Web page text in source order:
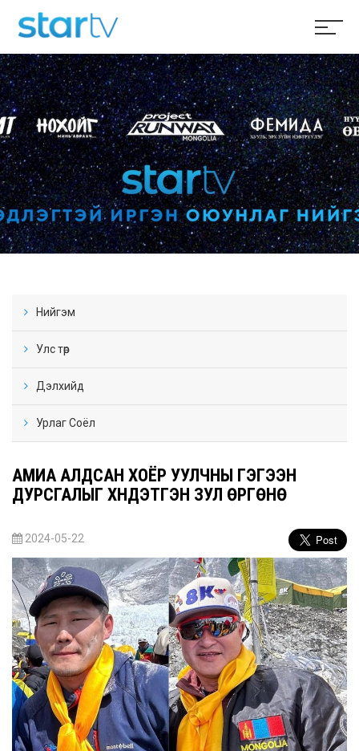
Нийгэм
Улс төр
Дэлхийд
Урлаг Соёл
АМИА АЛДСАН ХОЁР УУЛЧНЫ ГЭГЭЭН
ДУРСГАЛЫГ ХҮНДЭТГЭН ЗУЛ ӨРГӨНӨ
2024-05-22